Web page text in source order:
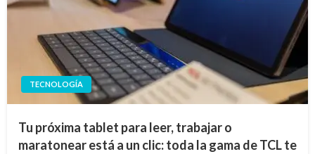
TECNOLOGÍA
Tu próxima tablet para leer, trabajar o
maratonear está a un clic: toda la gama de TCL te